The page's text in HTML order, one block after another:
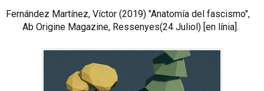
Fernández Martínez, Víctor (2019) "Anatomía del fascismo",
Ab Origine Magazine, Ressenyes(24 Juliol) [en línia].